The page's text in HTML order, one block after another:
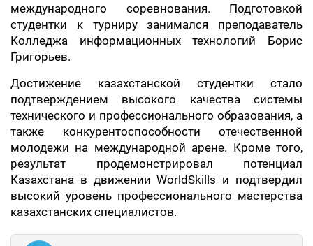
международного соревнования. Подготовкой
студентки к турниру занимался преподаватель
Колледжа информационных технологий Борис
Григорьев.
Достижение казахстанской студентки стало
подтверждением высокого качества системы
технического и профессионального образования, а
также конкурентоспособности отечественной
молодежи на международной арене. Кроме того,
результат продемонстрировал потенциал
Казахстана в движении WorldSkills и подтвердил
высокий уровень профессионального мастерства
казахстанских специалистов.